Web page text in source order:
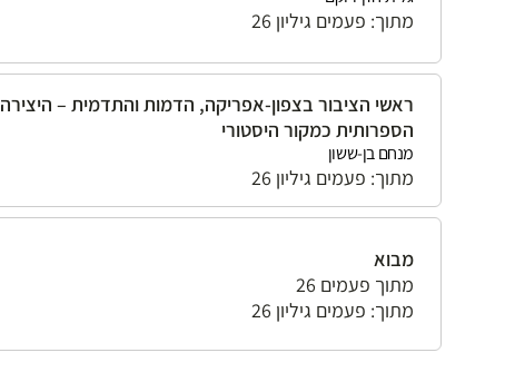
מתוך: פעמים גיליון 26
ראשי הציבור בצפון-אפריקה, הדמות והתדמית – היצירה
הספרותית כמקור היסטורי
מנחם בן-ששון
מתוך: פעמים גיליון 26
מבוא
מתוך פעמים 26
מתוך: פעמים גיליון 26